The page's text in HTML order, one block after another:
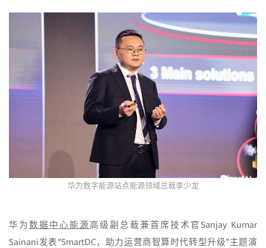
华为数字能源站点能源领域总裁李少龙
华为 数据中心能源 高级副总裁兼首席技术官Sanjay Kumar
Sainani发表“SmartDC，助力运营商智算时代转型升级”主题演